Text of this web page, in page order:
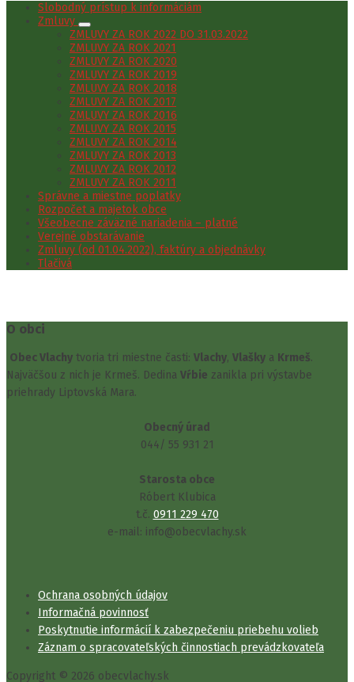
Slobodný prístup k informáciám
Zmluvy
ZMLUVY ZA ROK 2022 DO 31.03.2022
ZMLUVY ZA ROK 2021
ZMLUVY ZA ROK 2020
ZMLUVY ZA ROK 2019
ZMLUVY ZA ROK 2018
ZMLUVY ZA ROK 2017
ZMLUVY ZA ROK 2016
ZMLUVY ZA ROK 2015
ZMLUVY ZA ROK 2014
ZMLUVY ZA ROK 2013
ZMLUVY ZA ROK 2012
ZMLUVY ZA ROK 2011
Správne a miestne poplatky
Rozpočet a majetok obce
Všeobecne záväzné nariadenia – platné
Verejné obstarávanie
Zmluvy (od 01.04.2022), faktúry a objednávky
Tlačivá
O obci
Obec Vlachy tvoria tri miestne časti: Vlachy, Vlašky a Krmeš.
Najväčšou z nich je Krmeš. Dedina Vŕbie zanikla pri výstavbe
priehrady Liptovská Mara.
Obecný úrad
044/ 55 931 21
Starosta obce
Róbert Klubica
t.č. 0911 229 470
e-mail: info@obecvlachy.sk
Ochrana osobných údajov
Informačná povinnosť
Poskytnutie informácií k zabezpečeniu priebehu volieb
Záznam o spracovateľských činnostiach prevádzkovateľa
Copyright © 2026 obecvlachy.sk